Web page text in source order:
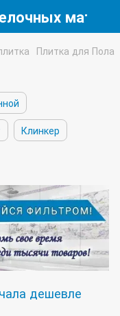
Плитка для Пола
Клинкер
дешевле